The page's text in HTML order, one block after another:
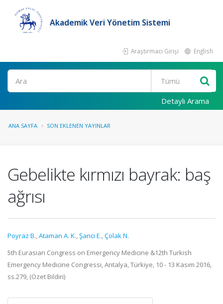
Akademik Veri Yönetim Sistemi
Araştırmacı Girişi English
Ara
Detaylı Arama
ANA SAYFA SON EKLENEN YAYINLAR
Gebelikte kırmızı bayrak: baş
ağrısı
Poyraz B.,Ataman A. K.,Şancı E.,Çolak N.
5th Eurasian Congress on Emergency Medicine &12th Turkish
Emergency Medicine Congressi, Antalya, Türkiye, 10 - 13 Kasım 2016,
ss.279, (Özet Bildiri)